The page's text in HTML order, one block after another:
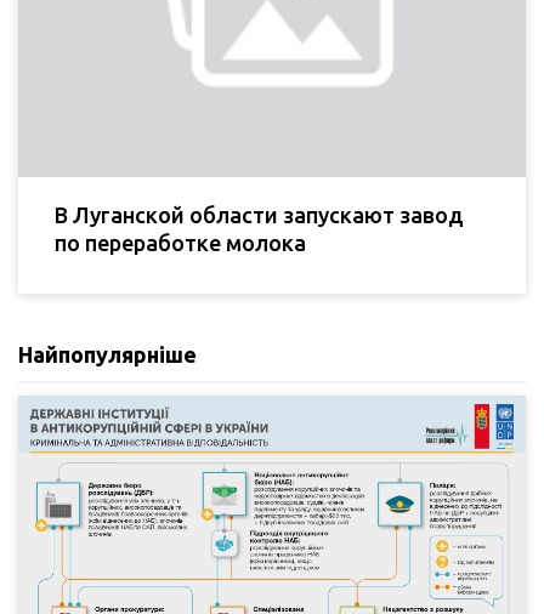
В Луганской области запускают завод
по переработке молока
Найпопулярніше